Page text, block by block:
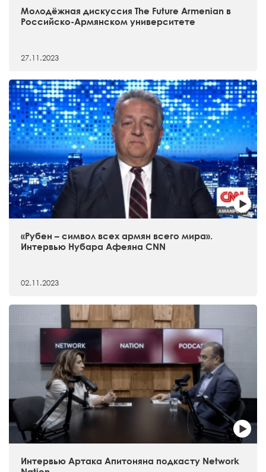
Молодёжная дискуссия The Future Armenian в
Российско-Армянском университете
27.11.2023
«Рубен – символ всех армян всего мира».
Интервью Нубара Афеяна CNN
02.11.2023
Интервью Артака Апитоняна подкасту Network